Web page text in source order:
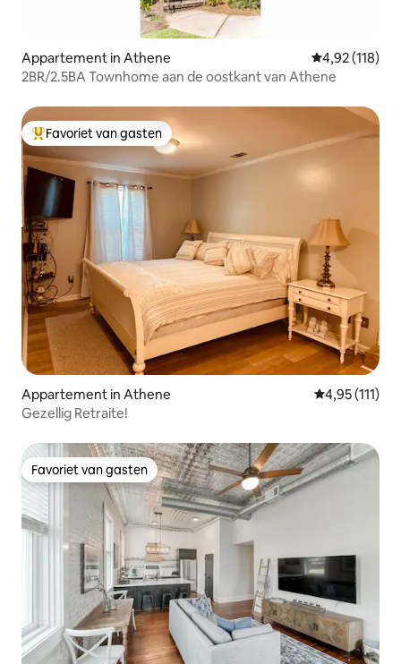
Appartement in Athene Gemiddelde
4,92 (118)
2BR/2.5BA Townhome aan de oostkant van Athene
Topfavoriet van gasten
Favoriet van gasten
Appartement in Athene Gemiddelde
4,95 (111)
Gezellig Retraite!
Favoriet van gasten
Favoriet van gasten